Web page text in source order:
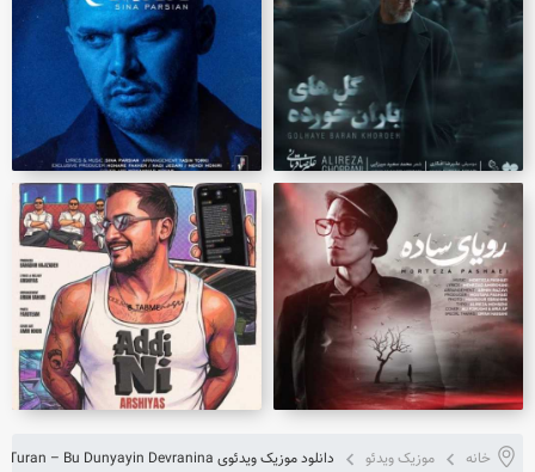
خانه موزیک ویدئو دانلود موزیک ویدئوی Mesut Kol feat. Huseyin Turan – Bu Dunyayin Devranina